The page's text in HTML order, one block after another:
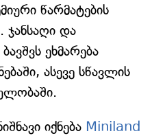
წარმატების
ჯანსაღი და
ეხმარება
ასევე სწავლის
იქნება Miniland